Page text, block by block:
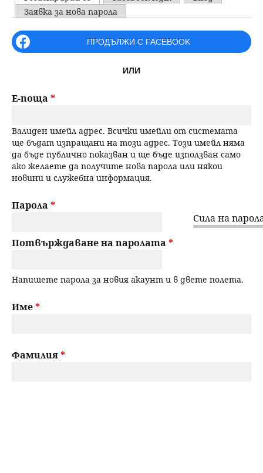
н
ю
ъ
р
е
н
е
u
P
r
i
a
y
t
a
b
Заявка за нова парола
ПРОДЪЛЖИ С FACEBOOK
ИЛИ
Е-поща *
Валиден имейл адрес. Всички имейли от системата
ще бъдат изпращани на този адрес. Този имейл няма
да бъде публично показван и ще бъде използван само
ако желаете да получите нова парола или някои
новини и служебна информация.
Сила на
Парола *
Потвърждаване на паролата *
Напишете парола за новия акаунт и в двете полета.
Име*
Фамилия*